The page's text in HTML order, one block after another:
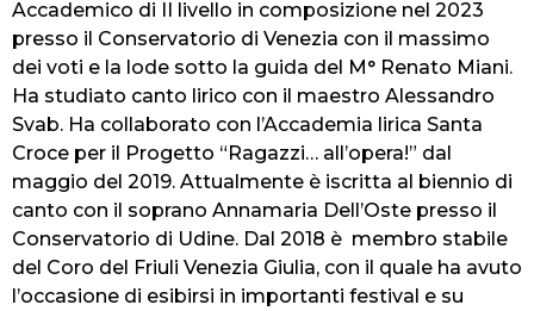
Accademico di II livello in composizione nel 2023
presso il Conservatorio di Venezia con il massimo
dei voti e la lode sotto la guida del M° Renato Miani.
Ha studiato canto lirico con il maestro Alessandro
Svab. Ha collaborato con l’Accademia lirica Santa
Croce per il Progetto “Ragazzi… all’opera!” dal
maggio del 2019. Attualmente è iscritta al biennio di
canto con il soprano Annamaria Dell’Oste presso il
Conservatorio di Udine. Dal 2018 è membro stabile
del Coro del Friuli Venezia Giulia, con il quale ha avuto
l’occasione di esibirsi in importanti festival e su